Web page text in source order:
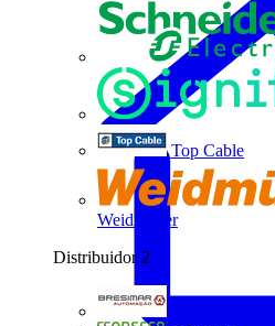
Top Cable
Weidmüller
Distribuidor 2